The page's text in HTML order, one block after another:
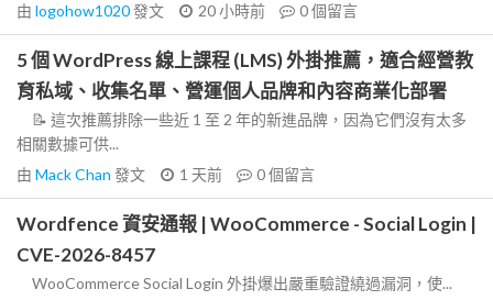
由 logohow1020發文 20 小時前 0個留言
5 個 WordPress 線上課程 (LMS) 外掛推薦，適合經營教
育私域、收集名單、營運個人品牌和內容商業化部署
📝 這次推薦排除一些近 1 至 2 年的新進品牌，因為它們沒有太多
相關數據可供...
由 Mack Chan 發文 1 天前 0個留言
Wordfence 資安通報 | WooCommerce - Social Login |
CVE-2026-8457
WooCommerce Social Login 外掛爆出嚴重驗證繞過漏洞，使...